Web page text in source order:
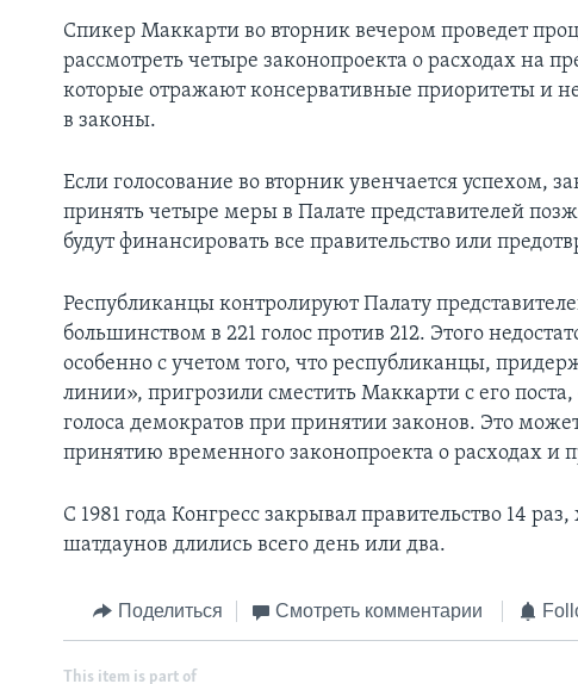
Спикер Маккарти во вторник вечером проведет
рассмотреть четыре законопроекта о расходах на
которые отражают консервативные приоритеты и
в законы.
Если голосование во вторник увенчается успехом,
принять четыре меры в Палате представителей
будут финансировать все правительство или
Республиканцы контролируют Палату
большинством в 221 голос против 212. Этого
особенно с учетом того, что республиканцы,
линии», пригрозили сместить Маккарти с его поста,
голоса демократов при принятии законов. Это
принятию временного законопроекта о расходах и
С 1981 года Конгресс закрывал правительство 14
шатдаунов длились всего день или два.
Поделиться Смотреть комментарии
This item is part of